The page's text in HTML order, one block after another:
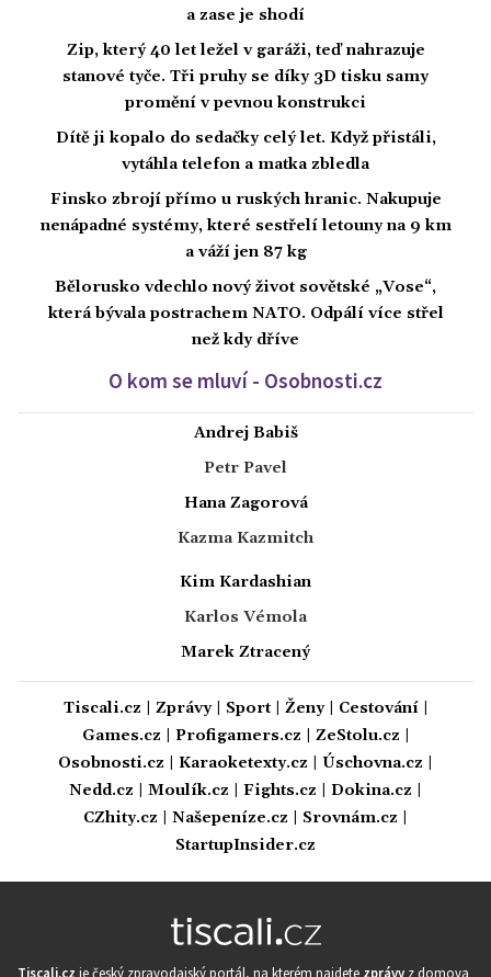
a zase je shodí
Zip, který 40 let ležel v garáži, teď nahrazuje
stanové tyče. Tři pruhy se díky 3D tisku samy
promění v pevnou konstrukci
Dítě ji kopalo do sedačky celý let. Když přistáli,
vytáhla telefon a matka zbledla
Finsko zbrojí přímo u ruských hranic. Nakupuje
nenápadné systémy, které sestřelí letouny na 9 km
a váží jen 87 kg
Bělorusko vdechlo nový život sovětské „Vose“,
která bývala postrachem NATO. Odpálí více střel
než kdy dříve
O kom se mluví - Osobnosti.cz
Andrej Babiš
Petr Pavel
Hana Zagorová
Kazma Kazmitch
Kim Kardashian
Karlos Vémola
Marek Ztracený
Tiscali.cz Zprávy| Sport| Ženy| Cestování|
Games.cz
Profigamers.cz ZeStolu.cz
Osobnosti.cz
Karaoketexty.cz Úschovna.cz
Nedd.cz
Moulík.cz Fights.cz Dokina.cz
CZhity.cz
Našepeníze.cz Srovnám.cz
StartupInsider.cz
Tiscali.cz je český zpravodajský portál, na kterém najdete zprávy z domova